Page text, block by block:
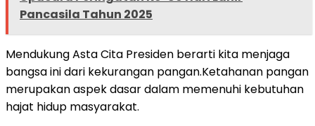
Pancasila Tahun 2025
Mendukung Asta Cita Presiden berarti kita menjaga
bangsa ini dari kekurangan pangan.Ketahanan pangan
merupakan aspek dasar dalam memenuhi kebutuhan
hajat hidup masyarakat.